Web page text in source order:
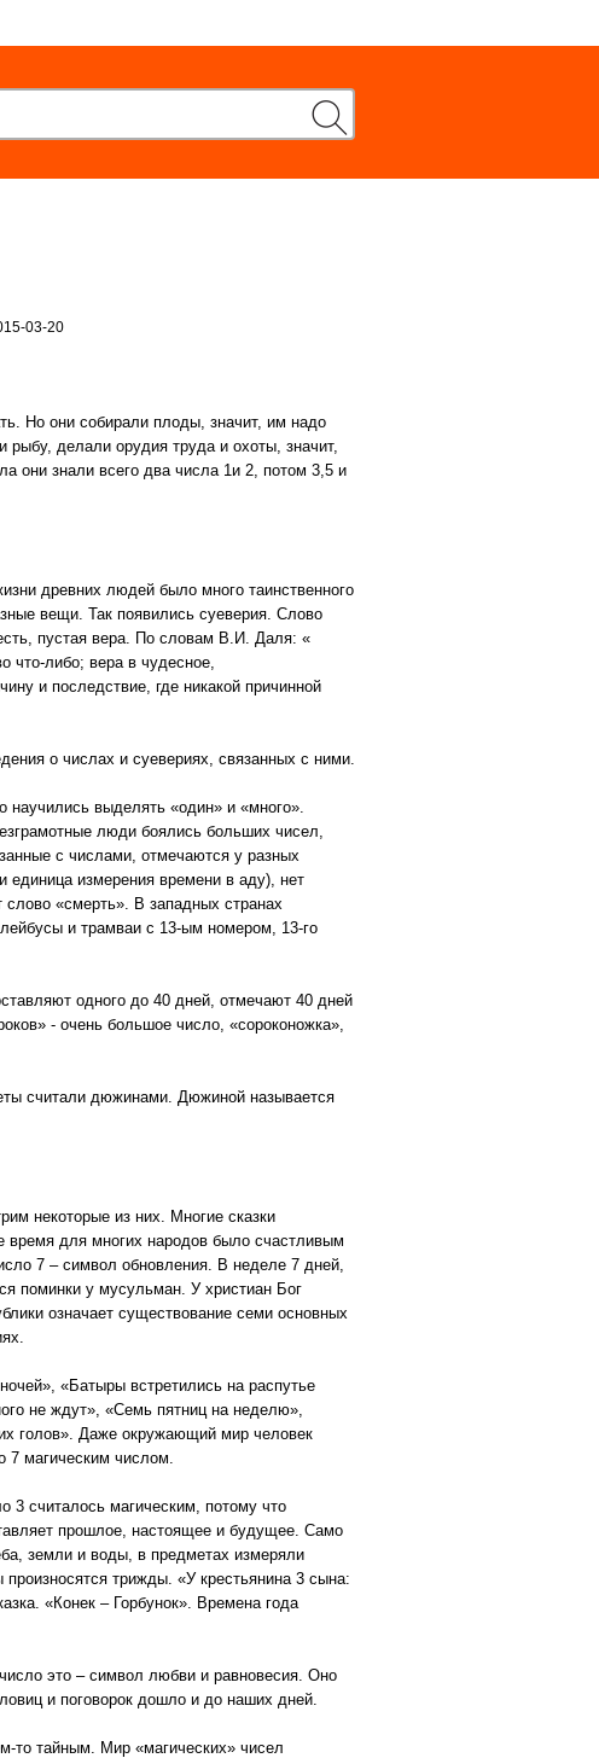
03-20
Но они собирали плоды, значит, им надо
делали орудия труда и охоты, значит,
они знали всего два числа 1и 2, потом 3,5 и
древних людей было много таинственного
вещи. Так появились суеверия. Слово
пустая вера. По словам В.И. Даля: «
что-либо; вера в чудесное,
и последствие, где никакой причинной
о числах и суевериях, связанных с ними.
научились выделять «один» и «много».
люди боялись больших чисел,
с числами, отмечаются у разных
единица измерения времени в аду), нет
«смерть». В западных странах
и трамваи с 13-ым номером, 13-го
одного до 40 дней, отмечают 40 дней
- очень большое число, «сороконожка»,
считали дюжинами. Дюжиной называется
некоторые из них. Многие сказки
время для многих народов было счастливым
7 – символ обновления. В неделе 7 дней,
поминки у мусульман. У христиан Бог
означает существование семи основных
«Батыры встретились на распутье
не ждут», «Семь пятниц на неделю»,
голов». Даже окружающий мир человек
7 магическим числом.
считалось магическим, потому что
прошлое, настоящее и будущее. Само
земли и воды, в предметах измеряли
трижды. «У крестьянина 3 сына:
«Конек – Горбунок». Времена года
это – символ любви и равновесия. Оно
и поговорок дошло и до наших дней.
то тайным. Мир «магических» чисел